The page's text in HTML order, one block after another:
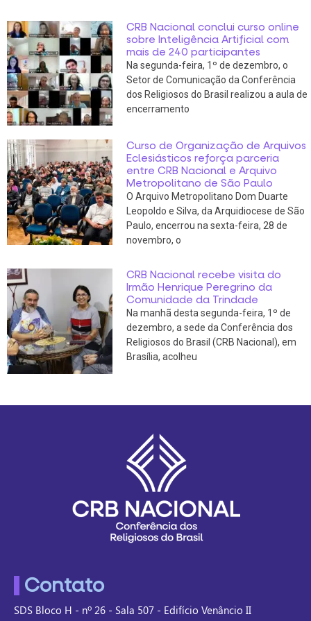
CRB Nacional conclui curso online
sobre Inteligência Artificial com
mais de 240 participantes
Na segunda-feira, 1º de dezembro, o
Setor de Comunicação da Conferência
dos Religiosos do Brasil realizou a aula de
encerramento
Curso de Organização de Arquivos
Eclesiásticos reforça parceria
entre CRB Nacional e Arquivo
Metropolitano de São Paulo
O Arquivo Metropolitano Dom Duarte
Leopoldo e Silva, da Arquidiocese de São
Paulo, encerrou na sexta-feira, 28 de
novembro, o
CRB Nacional recebe visita do
Irmão Henrique Peregrino da
Comunidade da Trindade
Na manhã desta segunda-feira, 1º de
dezembro, a sede da Conferência dos
Religiosos do Brasil (CRB Nacional), em
Brasília, acolheu
Contato
SDS Bloco H - nº 26 - Sala 507 - Edifício Venâncio II